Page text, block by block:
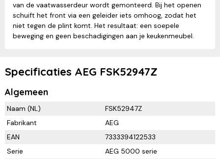
van de vaatwasserdeur wordt gemonteerd. Bij het openen
schuift het front via een geleider iets omhoog, zodat het
niet tegen de plint komt. Het resultaat: een soepele
beweging en geen beschadigingen aan je keukenmeubel.
Specificaties AEG FSK52947Z
Algemeen
Naam (NL)
FSK52947Z
Fabrikant
AEG
EAN
7333394122533
Serie
AEG 5000 serie